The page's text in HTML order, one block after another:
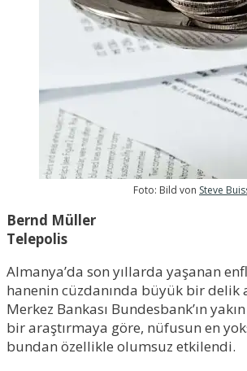
Foto: Bild von Steve
Bernd Müller
Telepolis
Almanya’da son yıllarda yaşanan
hanenin cüzdanında büyük bir delik
Merkez Bankası Bundesbank’ın
bir araştırmaya göre, nüfusun en
bundan özellikle olumsuz etkilendi.